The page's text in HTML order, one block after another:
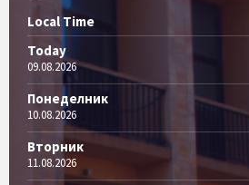
Local Time
Today
09.08.2026
Понеделник
10.08.2026
Вторник
11.08.2026